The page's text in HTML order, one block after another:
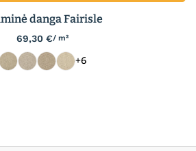
danga Fairisle
69,30 €/ m²
+6